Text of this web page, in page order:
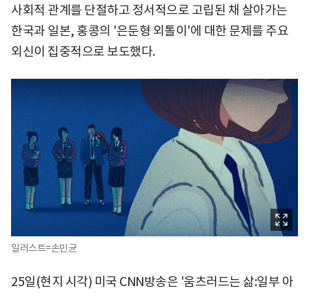
사회적 관계를 단절하고 정서적으로 고립된 채 살아가는
한국과 일본, 홍콩의 '은둔형 외톨이'에 대한 문제를 주요
외신이 집중적으로 보도했다.
일러스트=손민균
25일(현지 시각) 미국 CNN방송은 '움츠러드는 삶:일부 아